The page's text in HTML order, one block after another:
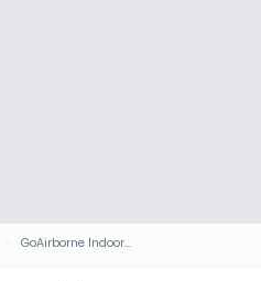
GoAirborne Indoor Skydiving Macau